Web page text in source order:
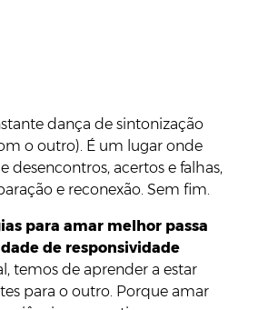
dança de sintonização
o outro). É um lugar onde
desencontros, acertos e falhas,
e reconexão. Sem fim.
para amar melhor passa
de responsividade
temos de aprender a estar
para o outro. Porque amar